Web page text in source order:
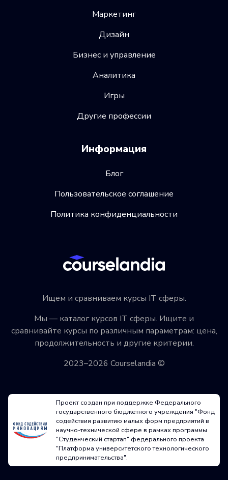
Ищем и сравниваем курсы IT сферы.
Мы — каталог курсов IT сферы. Ищите и
сравнивайте курсы по различным параметрам: цена,
продолжительность и другие критерии.
2023–2026 Courselandia ©
Маркетинг
Дизайн
Бизнес и управление
Аналитика
Игры
Другие профессии
Информация
Блог
Пользовательское соглашение
Политика конфиденциальности
Проект создан при поддержке Федерального
государственного бюджетного учреждения "Фонд
содействия развитию малых форм предприятий в
научно-технической сфере в рамках программы
"Студенческий стартап" федерального проекта
"Платформа университетского технологического
предпринимательства".